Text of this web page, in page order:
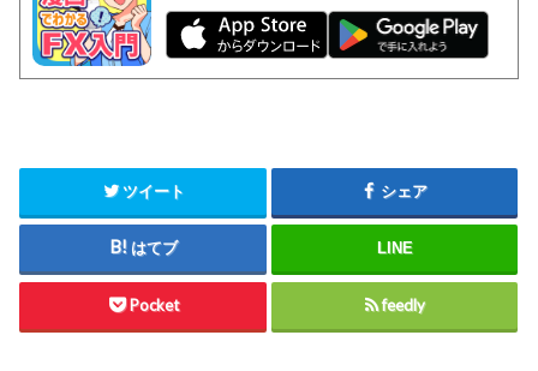
ツイート シェア
はてブ LINE
Pocket feedly